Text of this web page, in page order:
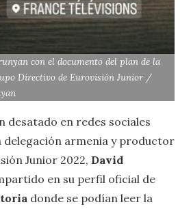
con el documento del plan de la
Directivo de Eurovisión Junior /
desatado en redes sociales
delegación armenia y productor
Junior 2022, David
en su perfil oficial de
donde se podían leer la